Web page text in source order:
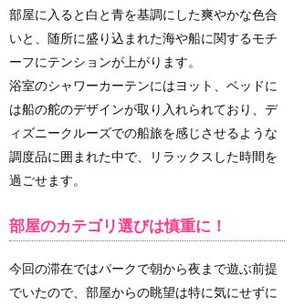
部屋に入ると白と青を基調にした爽やかな色合
いと、随所に盛り込まれた海や船に関するモチ
ーフにテンションが上がります。
浴室のシャワーカーテンにはヨット、ベッドに
は船の舵のデザインが取り入れられており、デ
ィズニークルーズでの船旅を感じさせるような
調度品に囲まれた中で、リラックスした時間を
過ごせます。
部屋のカテゴリ選びは慎重に！
今回の滞在ではパークで朝から夜まで遊ぶ前提
でいたので、部屋からの眺望は特に気にせずに